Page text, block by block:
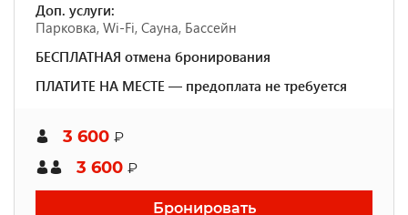
Доп. услуги:
Парковка, Wi-Fi, Сауна, Бассейн
БЕСПЛАТНАЯ отмена бронирования
ПЛАТИТЕ НА МЕСТЕ — предоплата не требуется
3 600 ₽
3 600 ₽
Бронировать